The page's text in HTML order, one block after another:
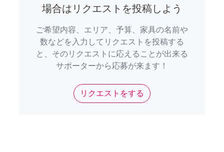
場合はリクエストを投稿しよう
ご希望内容、エリア、予算、家具の名前や
数などを入力してリクエストを投稿する
と、そのリクエストに応えることが出来る
サポーターから応募が来ます！
リクエストをする